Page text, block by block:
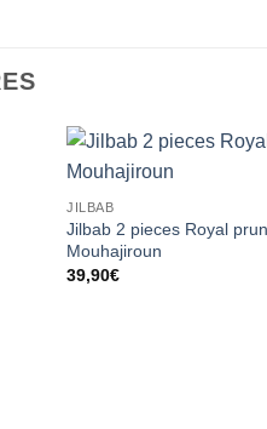
JILBAB
Jilbab 2 pieces Royal
Mouhajiroun
39,90€